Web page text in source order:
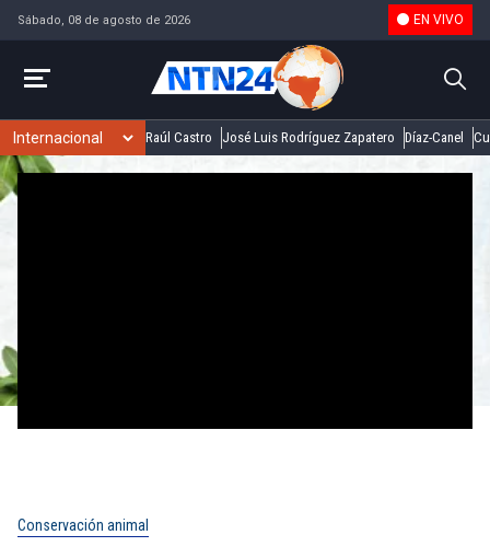
Sábado, 08 de agosto de 2026 EN VIVO
Raúl Castro José Luis Rodríguez Zapatero Díaz-Canel
Conservación animal